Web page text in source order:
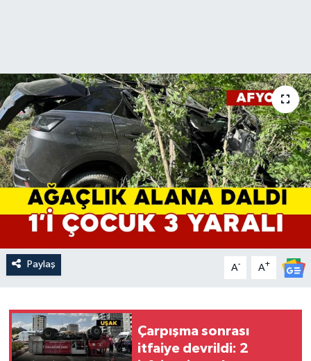
Paylaş A- A+
Çarpışma sonrası
itfaiye devrildi: 2